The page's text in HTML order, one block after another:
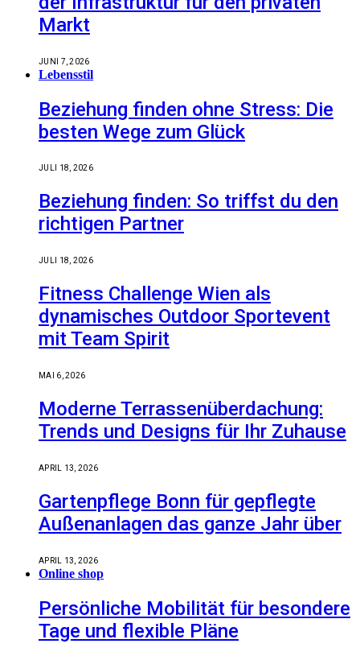
Markt
JUNI 7, 2026
Lebensstil
Beziehung finden ohne Stress: Die
besten Wege zum Glück
JULI 18, 2026
Beziehung finden: So triffst du den
richtigen Partner
JULI 18, 2026
Fitness Challenge Wien als
dynamisches Outdoor Sportevent
mit Team Spirit
MAI 6, 2026
Moderne Terrassenüberdachung:
Trends und Designs für Ihr Zuhause
APRIL 13, 2026
Gartenpflege Bonn für gepflegte
Außenanlagen das ganze Jahr über
APRIL 13, 2026
Online shop
Persönliche Mobilität für besondere
Tage und flexible Pläne